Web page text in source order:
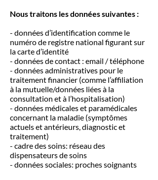
Nous traitons les données suivantes :
- données d’identification comme le
numéro de registre national figurant sur
la carte d’identité
- données de contact : email / téléphone
- données administratives pour le
traitement financier (comme l’affiliation
à la mutuelle/données liées à la
consultation et à l’hospitalisation)
- données médicales et paramédicales
concernant la maladie (symptômes
actuels et antérieurs, diagnostic et
traitement)
- cadre des soins: réseau des
dispensateurs de soins
- données sociales: proches soignants